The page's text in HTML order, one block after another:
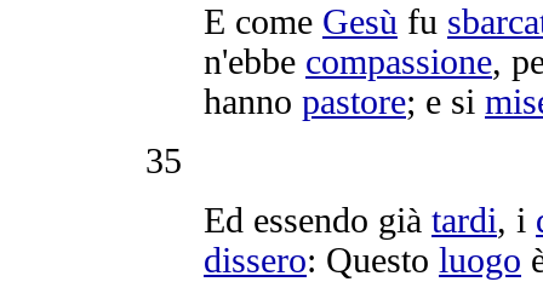
E come Gesù fu
n'ebbe compassione,
hanno pastore; e si
35
Ed essendo già tardi, i
dissero: Questo luogo